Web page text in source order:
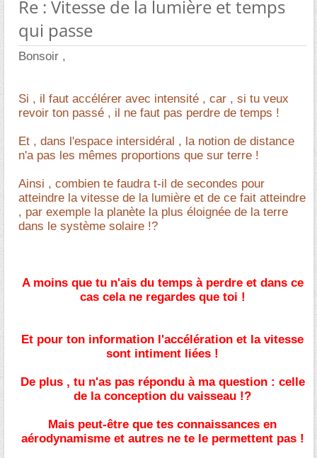
Re : Vitesse de la lumière et temps
qui passe
Bonsoir ,
Si , il faut accélérer avec intensité , car , si tu veux
revoir ton passé , il ne faut pas perdre de temps !
Et , dans l'espace intersidéral , la notion de distance
n'a pas les mêmes proportions que sur terre !
Ainsi , combien te faudra t-il de secondes pour
atteindre la vitesse de la lumière et de ce fait atteindre
, par exemple la planète la plus éloignée de la terre
dans le système solaire !?
A moins que tu n'ais du temps à perdre et dans ce
cas cela ne regardes que toi !
Et pour ton information l'accélération et la vitesse
sont intiment liées !
De plus , tu n'as pas répondu à ma question : celle
de la conception du vaisseau !?
Mais peut-être que tes connaissances en
aérodynamisme et autres ne te le permettent pas !